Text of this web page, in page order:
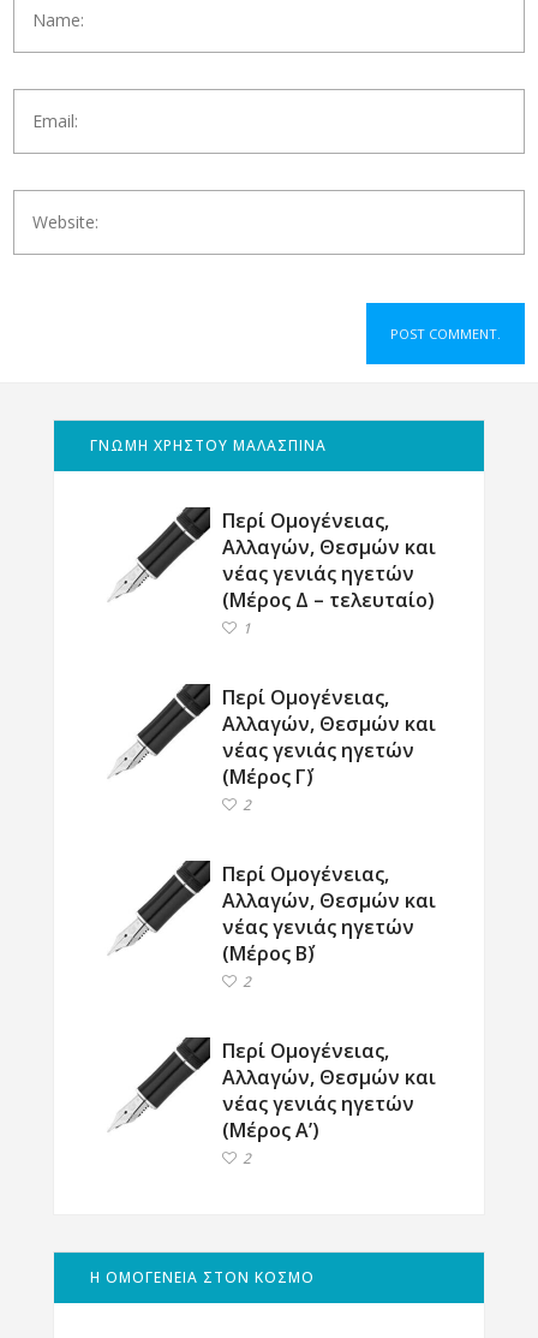
ΓΝΩΜΗ ΧΡΗΣΤΟΥ ΜΑΛΑΣΠΙΝΑ
Περί Ομογένειας,
Αλλαγών, Θεσμών και
νέας γενιάς ηγετών
(Μέρος Δ – τελευταίο)
1
Περί Ομογένειας,
Αλλαγών, Θεσμών και
νέας γενιάς ηγετών
(Μέρος Γ΄)
2
Περί Ομογένειας,
Αλλαγών, Θεσμών και
νέας γενιάς ηγετών
(Μέρος Β΄)
2
Περί Ομογένειας,
Αλλαγών, Θεσμών και
νέας γενιάς ηγετών
(Μέρος Α’)
2
Η ΟΜΟΓΕΝΕΙΑ ΣΤΟΝ ΚΟΣΜΟ